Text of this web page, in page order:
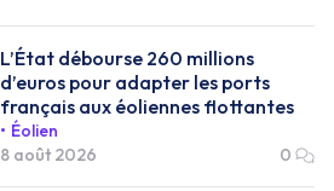
L’État débourse 260 millions
d’euros pour adapter les ports
français aux éoliennes flottantes
Éolien
8 août 2026
0